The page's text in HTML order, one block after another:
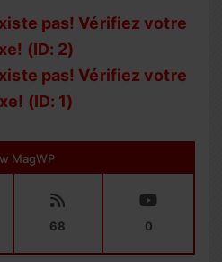
pas! Vérifiez votre
(ID: 2)
pas! Vérifiez votre
(ID: 1)
MagWP
68 0